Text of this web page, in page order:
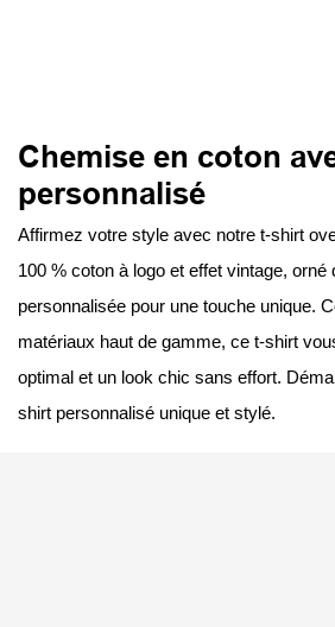
Chemise en coton
personnalisé
Affirmez votre style avec notre t-shirt
100 % coton à logo et effet vintage,
personnalisée pour une touche unique.
matériaux haut de gamme, ce t-shirt
optimal et un look chic sans effort.
shirt personnalisé unique et stylé.